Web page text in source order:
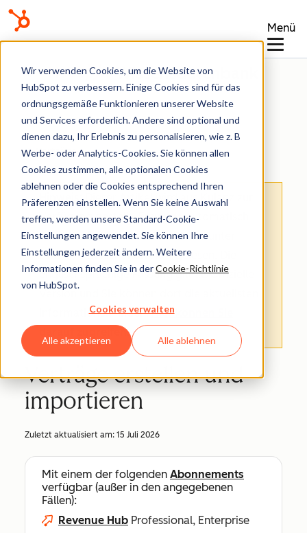
Wir verwenden Cookies, um die Website von
HubSpot zu verbessern. Einige Cookies sind für das
ordnungsgemäße Funktionieren unserer Website
und Services erforderlich. Andere sind optional und
dienen dazu, Ihr Erlebnis zu personalisieren, wie z. B
Werbe- oder Analytics-Cookies. Sie können allen
Cookies zustimmen, alle optionalen Cookies
ablehnen oder die Cookies entsprechend Ihren
Präferenzen einstellen. Wenn Sie keine Auswahl
treffen, werden unsere Standard-Cookie-
Einstellungen angewendet. Sie können Ihre
Einstellungen jederzeit ändern. Weitere
Informationen finden Sie in derCookie-Richtlinie
von HubSpot.
Cookies verwalten
Alle akzeptieren Alle ablehnen
Menü
Wissensdatenbank
Verträge
: Dieser Artikel wird aus Kulanz zur
Verfügung gestellt.Er wurde automatisch
mit einer Software übersetzt und unter
Umständen nicht korrekturgelesen. Die
englischsprachige Fassung gilt als offizielle
Version und Sie können dort die aktuellsten
Informationen finden.Hier können Sie
darauf zugreifen.
Verträge erstellen und
importieren
Zuletzt aktualisiert am: 15 Juli 2026
Mit einem der folgenden Abonnements
verfügbar (außer in den angegebenen
Fällen):
Revenue Hub Professional, Enterprise